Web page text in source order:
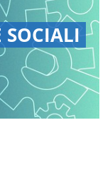
SOCIALI